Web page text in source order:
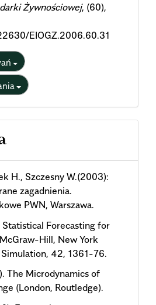
Żywnościowej, (60),
EIOGZ.2006.60.31
H., Szczesny W.(2003):
zagadnienia.
PWN, Warszawa.
Statistical Forecasting for
Hill, New York
42, 1361-76.
The Microdynamics of
(London, Routledge).